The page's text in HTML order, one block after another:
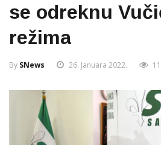
se odreknu
režima
By SNews 26. Januara 2022.